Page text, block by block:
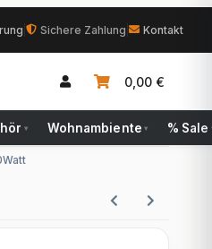
Sichere Zahlung Kontakt
0,00 €
▾ Wohnambiente ▾ % Sale